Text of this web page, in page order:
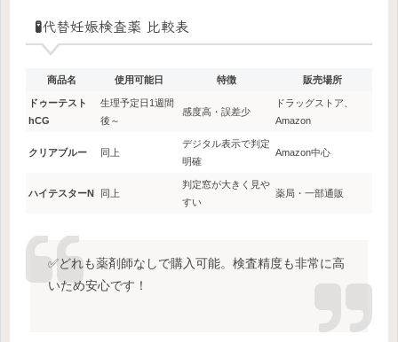
🧪代替妊娠検査薬 比較表
商品名 使用可能日 特徴 販売場所
ドゥーテスト
hCG
生理予定日1週間
後～
感度高・誤差少
ドラッグストア、
Amazon
クリアブルー 同上
デジタル表示で判定
明確
Amazon中心
ハイテスターN 同上
判定窓が大きく見や
すい
薬局・一部通販
✅どれも薬剤師なしで購入可能。検査精度も非常に高
いため安心です！